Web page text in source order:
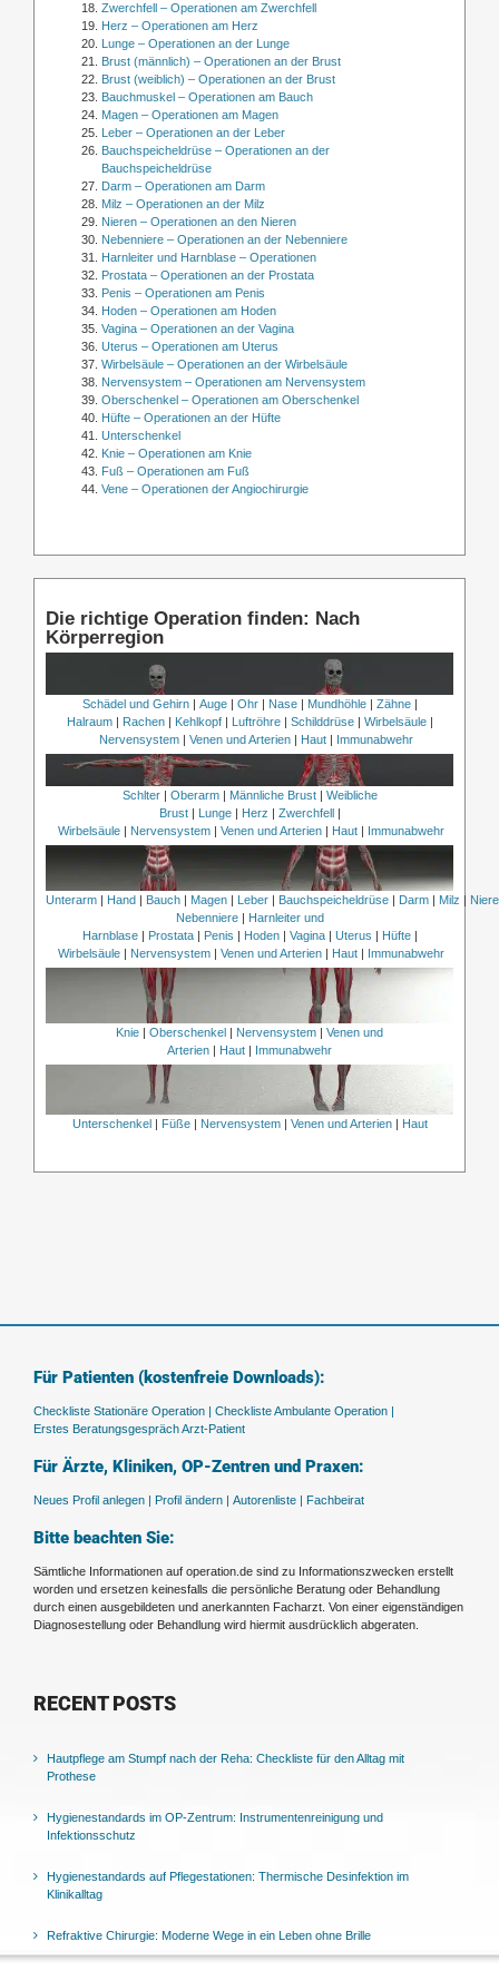
Zwerchfell – Operationen am Zwerchfell
Herz – Operationen am Herz
Lunge – Operationen an der Lunge
Brust (männlich) – Operationen an der Brust
Brust (weiblich) – Operationen an der Brust
Bauchmuskel – Operationen am Bauch
Magen – Operationen am Magen
Leber – Operationen an der Leber
Bauchspeicheldrüse – Operationen an der
Bauchspeicheldrüse
Darm – Operationen am Darm
Milz – Operationen an der Milz
Nieren – Operationen an den Nieren
Nebenniere – Operationen an der Nebenniere
Harnleiter und Harnblase – Operationen
Prostata – Operationen an der Prostata
Penis – Operationen am Penis
Hoden – Operationen am Hoden
Vagina – Operationen an der Vagina
Uterus – Operationen am Uterus
Wirbelsäule – Operationen an der Wirbelsäule
Nervensystem – Operationen am Nervensystem
Oberschenkel – Operationen am Oberschenkel
Hüfte – Operationen an der Hüfte
Unterschenkel
Knie – Operationen am Knie
Fuß – Operationen am Fuß
Vene – Operationen der Angiochirurgie
Die richtige Operation finden: Nach
Körperregion
Schädel und Gehirn| Auge| Ohr| Nase| Mundhöhle| Zähne|
Halraum| Rachen| Kehlkopf| Luftröhre| Schilddrüse| Wirbelsäule|
Nervensystem | Venen und Arterien | Haut | Immunabwehr
Schlter| Oberarm| Männliche Brust| Weibliche
Brust| Lunge| Herz | Zwerchfell|
Wirbelsäule | Nervensystem | Venen und Arterien | Haut | Immunabwehr
Unterarm| Hand| Bauch| Magen| Leber| Bauchspeicheldrüse| Darm| Milz |
Nebenniere| Harnleiter und
Harnblase| Prostata| Penis | Hoden| Vagina| Uterus | Hüfte|
Wirbelsäule | Nervensystem | Venen und Arterien | Haut | Immunabwehr
Knie Oberschenkel Nervensystem
Venen und
Arterien
Haut Immunabwehr
Unterschenkel Füße| Nervensystem| Venen und Arterien| Haut
Für Patienten (kostenfreie Downloads):
Checkliste Stationäre Operation | Checkliste Ambulante Operation |
Erstes Beratungsgespräch Arzt-Patient
Für Ärzte, Kliniken, OP-Zentren und Praxen:
Neues Profil anlegen | Profil ändern | Autorenliste | Fachbeirat
Bitte beachten Sie:
Sämtliche Informationen auf operation.de sind zu Informationszwecken erstellt
worden und ersetzen keinesfalls die persönliche Beratung oder Behandlung
durch einen ausgebildeten und anerkannten Facharzt. Von einer eigenständigen
Diagnosestellung oder Behandlung wird hiermit ausdrücklich abgeraten.
RECENT POSTS
Hautpflege am Stumpf nach der Reha: Checkliste für den Alltag mit
Prothese
Hygienestandards im OP-Zentrum: Instrumentenreinigung und
Infektionsschutz
Hygienestandards auf Pflegestationen: Thermische Desinfektion im
Klinikalltag
Refraktive Chirurgie: Moderne Wege in ein Leben ohne Brille